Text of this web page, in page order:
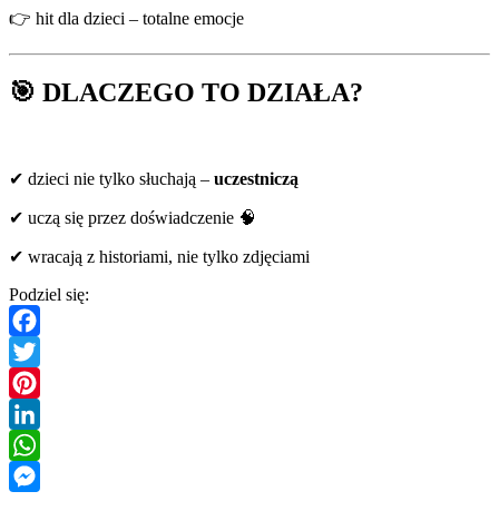
👉 hit dla dzieci – totalne emocje
🎯 DLACZEGO TO DZIAŁA?
✔ dzieci nie tylko słuchają – uczestniczą
✔ uczą się przez doświadczenie 🧠
✔ wracają z historiami, nie tylko zdjęciami
Podziel się:
Facebook
Twitter
Pinterest
LinkedIn
WhatsApp